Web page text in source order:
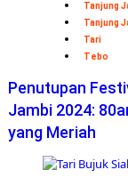
Tanjung
Tanjung
Tari
Tebo
Penutupan
Jambi 2024:
yang Meriah